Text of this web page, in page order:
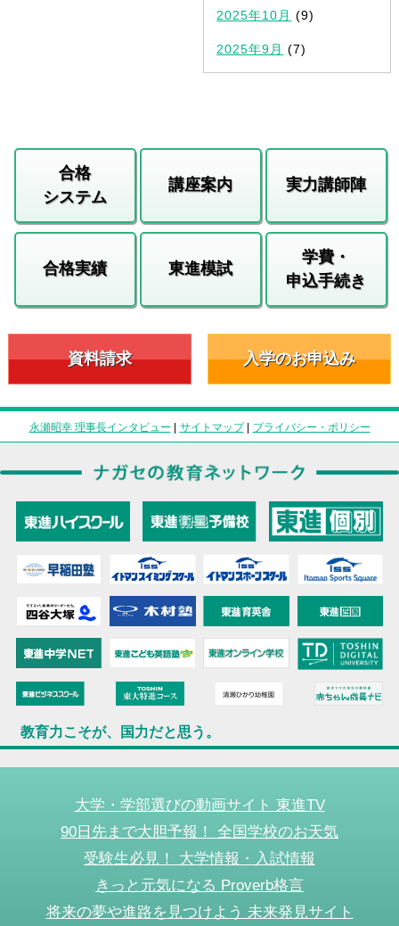
2025年10月 (9)
2025年9月 (7)
合格
システム
講座案内 実力講師陣
合格実績 東進模試
学費・
申込手続き
資料請求 入学のお申込み
永瀬昭幸 理事長インタビュー | サイトマップ| プライバシー・ポリシー
教育力こそが、国力だと思う。
大学・学部選びの動画サイト 東進TV
90日先まで大胆予報！ 全国学校のお天気
受験生必見！ 大学情報・入試情報
きっと元気になる Proverb格言
将来の夢や進路を見つけよう 未来発見サイト